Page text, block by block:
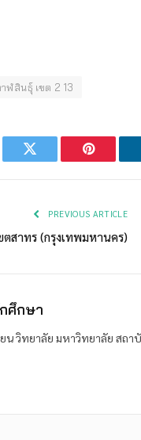
ฬสินธุ์ เขต 2 13
Twitter Pinterest
PREVIOUS ARTICLE
ตสาทร (กรุงเทพมหานคร)
ศึกษา
ยน วิทยาลัย มหาวิทยาลัย ส